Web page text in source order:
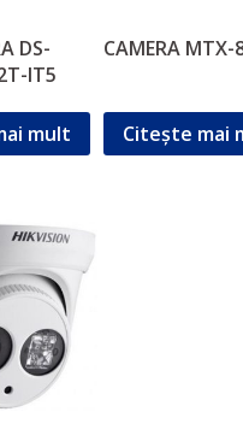
DS-
IT5
mult
CAMERA MTX-
Citește mai